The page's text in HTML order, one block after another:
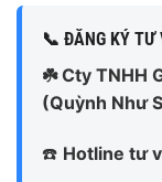
📞 ĐĂNG KÝ TƯ
☘️ Cty TNHH
(Quỳnh Như
☎️ Hotline tư